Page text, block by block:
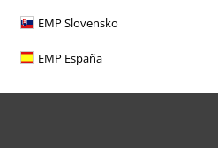
EMP Slovensko
EMP España